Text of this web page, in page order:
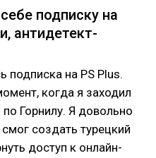
подписку на
антидетект-
подписка на PS Plus.
когда я заходил
Горнилу. Я довольно
создать турецкий
доступ к онлайн-